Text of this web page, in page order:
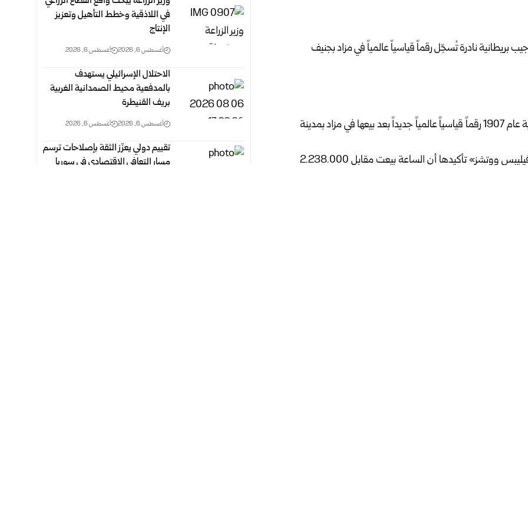
حقّقت ساعة جيب نادرة صُنعت في مدينة كوفنتري البريطانية عام 1907 رقماً قياسياً عالمياً جديداً بعد بيعها في مزاد بمدينة
ونقلت هيئة الإذاعة البريطانية بي بي سي عن دار مزادات «فيليبس ووتشز» تأكيدها أن الساعة بيعت مقابل 2.238.000
في اللاذقية وخطط التأهيل وتعزيز
الإنتاج
أغسطس 6, 2026 أغسطس 6, 2026
الاحتلال الإسرائيلي يستهدف
بالمدفعية محيط الصمدانية الغربية
بريف القنيطرة
أغسطس 6, 2026 أغسطس 6, 2026
تقييم دولي يعزّز الثقة بإصلاحات ترسم
مسار التعافي الاقتصادي في سوريا